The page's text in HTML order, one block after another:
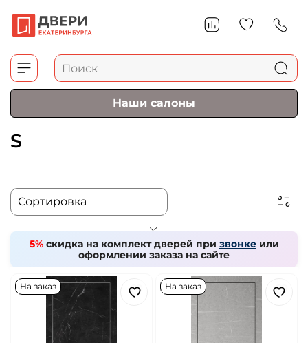
Наши салоны
S
5% скидка на комплект дверей при звонкеили
оформлении заказа на сайте
На заказ На заказ